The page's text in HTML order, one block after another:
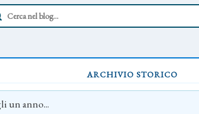
ARCHIVIO STORICO